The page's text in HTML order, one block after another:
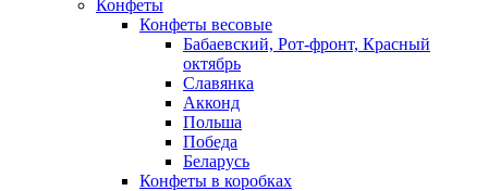
Конфеты
Конфеты весовые
Бабаевский, Рот-фронт, Красный
октябрь
Славянка
Акконд
Польша
Победа
Беларусь
Конфеты в коробках